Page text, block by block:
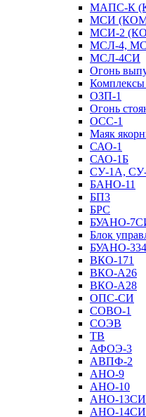
МАПС-К
МСИ
МСИ-2
МСЛ-4,
МСЛ-4СИ
Огонь
ОЗП-1
Огонь
ОСС-1
Маяк
САО-1
САО-1Б
СУ-1А,
БАНО-11
БП3
БРС
БУАНО-
Блок
БУАНО-334
ВКО-171
ВКО-А26
ВКО-А28
ОПС-СИ
СОВО-1
СОЭВ
ТВ
АФОЭ-3
АВПФ-2
АНО-9
АНО-10
АНО-13СИ
АНО-14СИ